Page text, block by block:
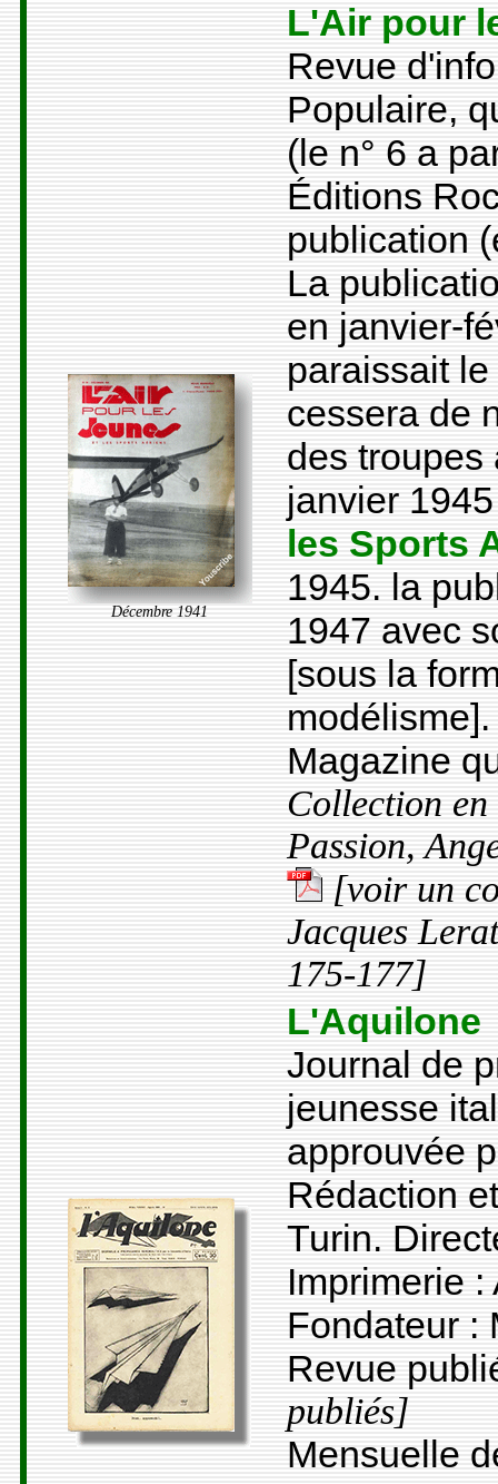
Décembre 1941
L'Air pour
Revue
Populaire,
(le n° 6 a
Éditions
publication
La
en janvier-
paraissait
cessera de
des troupes
janvier
les Sports
1945. la
1947 avec
[sous la
Magazine
Collection
Passion,
[voir un
Jacques
175-177]
L'Aquilone
Journal de
jeunesse
approuvée
Rédaction
Turin.
Imprimerie :
Fondateur :
Revue
publiés]
Mensuelle